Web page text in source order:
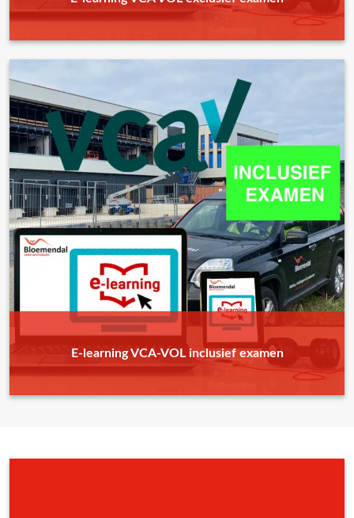
E-learning VCA-VOL inclusief examen